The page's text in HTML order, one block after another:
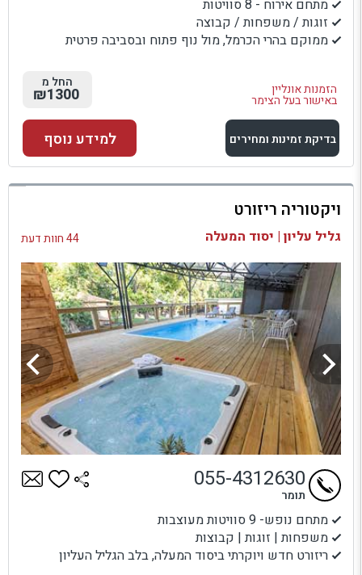
מתחם אירוח - 8 סוויטות
זוגות / משפחות / קבוצה
ממוקם בהרי הכרמל, מול נוף פתוח ובסביבה פרטית
הזמנות אונליין
באישור בעל הצימר
החל מ
₪1300
בדיקת זמינות ומחירים
למתחם זה
בדיקת זמינות ומחירים
למידע נוסף
ויקטוריה ריזורט
גליל עליון | יסוד המעלה 44 חוות דעת
מתחם נופש- 9 סוויטות מעוצבות
משפחות | זוגות | קבוצות
ריזורט חדש ויוקרתי ביסוד המעלה, בלב הגליל העליון
055-4312630
תומר